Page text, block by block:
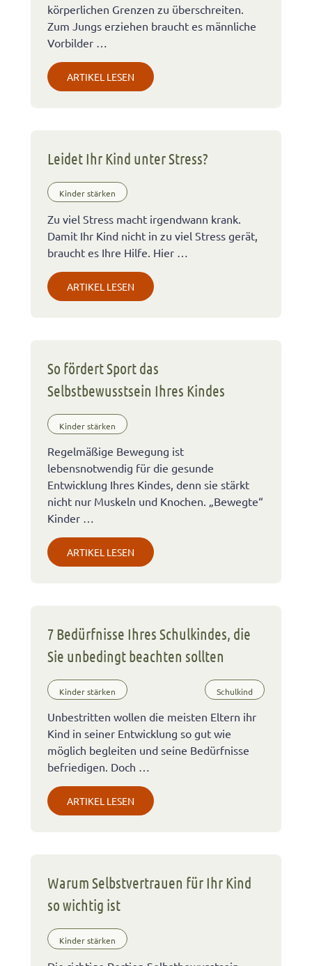
körperlichen Grenzen zu überschreiten.
Zum Jungs erziehen braucht es männliche
Vorbilder …
ARTIKEL LESEN
Leidet Ihr Kind unter Stress?
Kinder stärken
Zu viel Stress macht irgendwann krank.
Damit Ihr Kind nicht in zu viel Stress gerät,
braucht es Ihre Hilfe. Hier …
ARTIKEL LESEN
So fördert Sport das
Selbstbewusstsein Ihres Kindes
Kinder stärken
Regelmäßige Bewegung ist
lebensnotwendig für die gesunde
Entwicklung Ihres Kindes, denn sie stärkt
nicht nur Muskeln und Knochen. „Bewegte“
Kinder …
ARTIKEL LESEN
7 Bedürfnisse Ihres Schulkindes, die
Sie unbedingt beachten sollten
Kinder stärken Schulkind
Unbestritten wollen die meisten Eltern ihr
Kind in seiner Entwicklung so gut wie
möglich begleiten und seine Bedürfnisse
befriedigen. Doch …
ARTIKEL LESEN
Warum Selbstvertrauen für Ihr Kind
so wichtig ist
Kinder stärken